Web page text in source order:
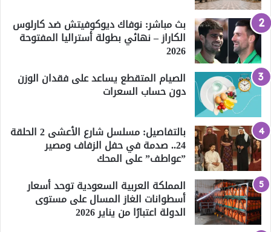
بث مباشر: نوفاك ديوكوفيتش ضد كارلوس
الكاراز – نهائي بطولة أستراليا المفتوحة
2026
الصيام المتقطع يساعد على فقدان الوزن
دون حساب السعرات
بالتفاصيل: مسلسل شارع الأعشى 2 الحلقة
24.. صدمة في حفل الزفاف ومصير
”عواطف” على المحك
المملكة العربية السعودية توحد أسعار
أسطوانات الغاز المسال على مستوى
الدولة اعتبارًا من يناير 2026